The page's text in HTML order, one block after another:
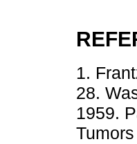
1.
28.
1959.